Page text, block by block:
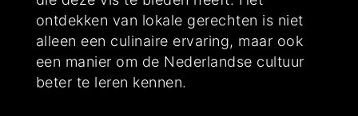
ontdekken van lokale gerechten is niet
alleen een culinaire ervaring, maar ook
een manier om de Nederlandse cultuur
beter te leren kennen.